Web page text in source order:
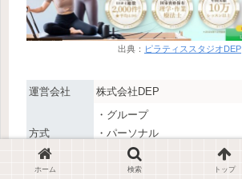
出典： ピラティススタジオDEP
運営会社 株式会社DEP
方式
・グループ
・パーソナル
・オンライン
・マットピラティス
ホーム 検索 トップ